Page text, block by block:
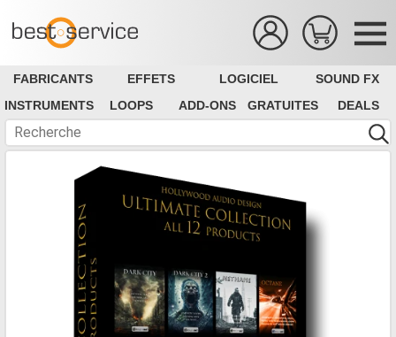
FABRICANTS EFFETS LOGICIEL
SOUND FX
INSTRUMENTS
LOOPS ADD-ONS GRATUITES DEALS